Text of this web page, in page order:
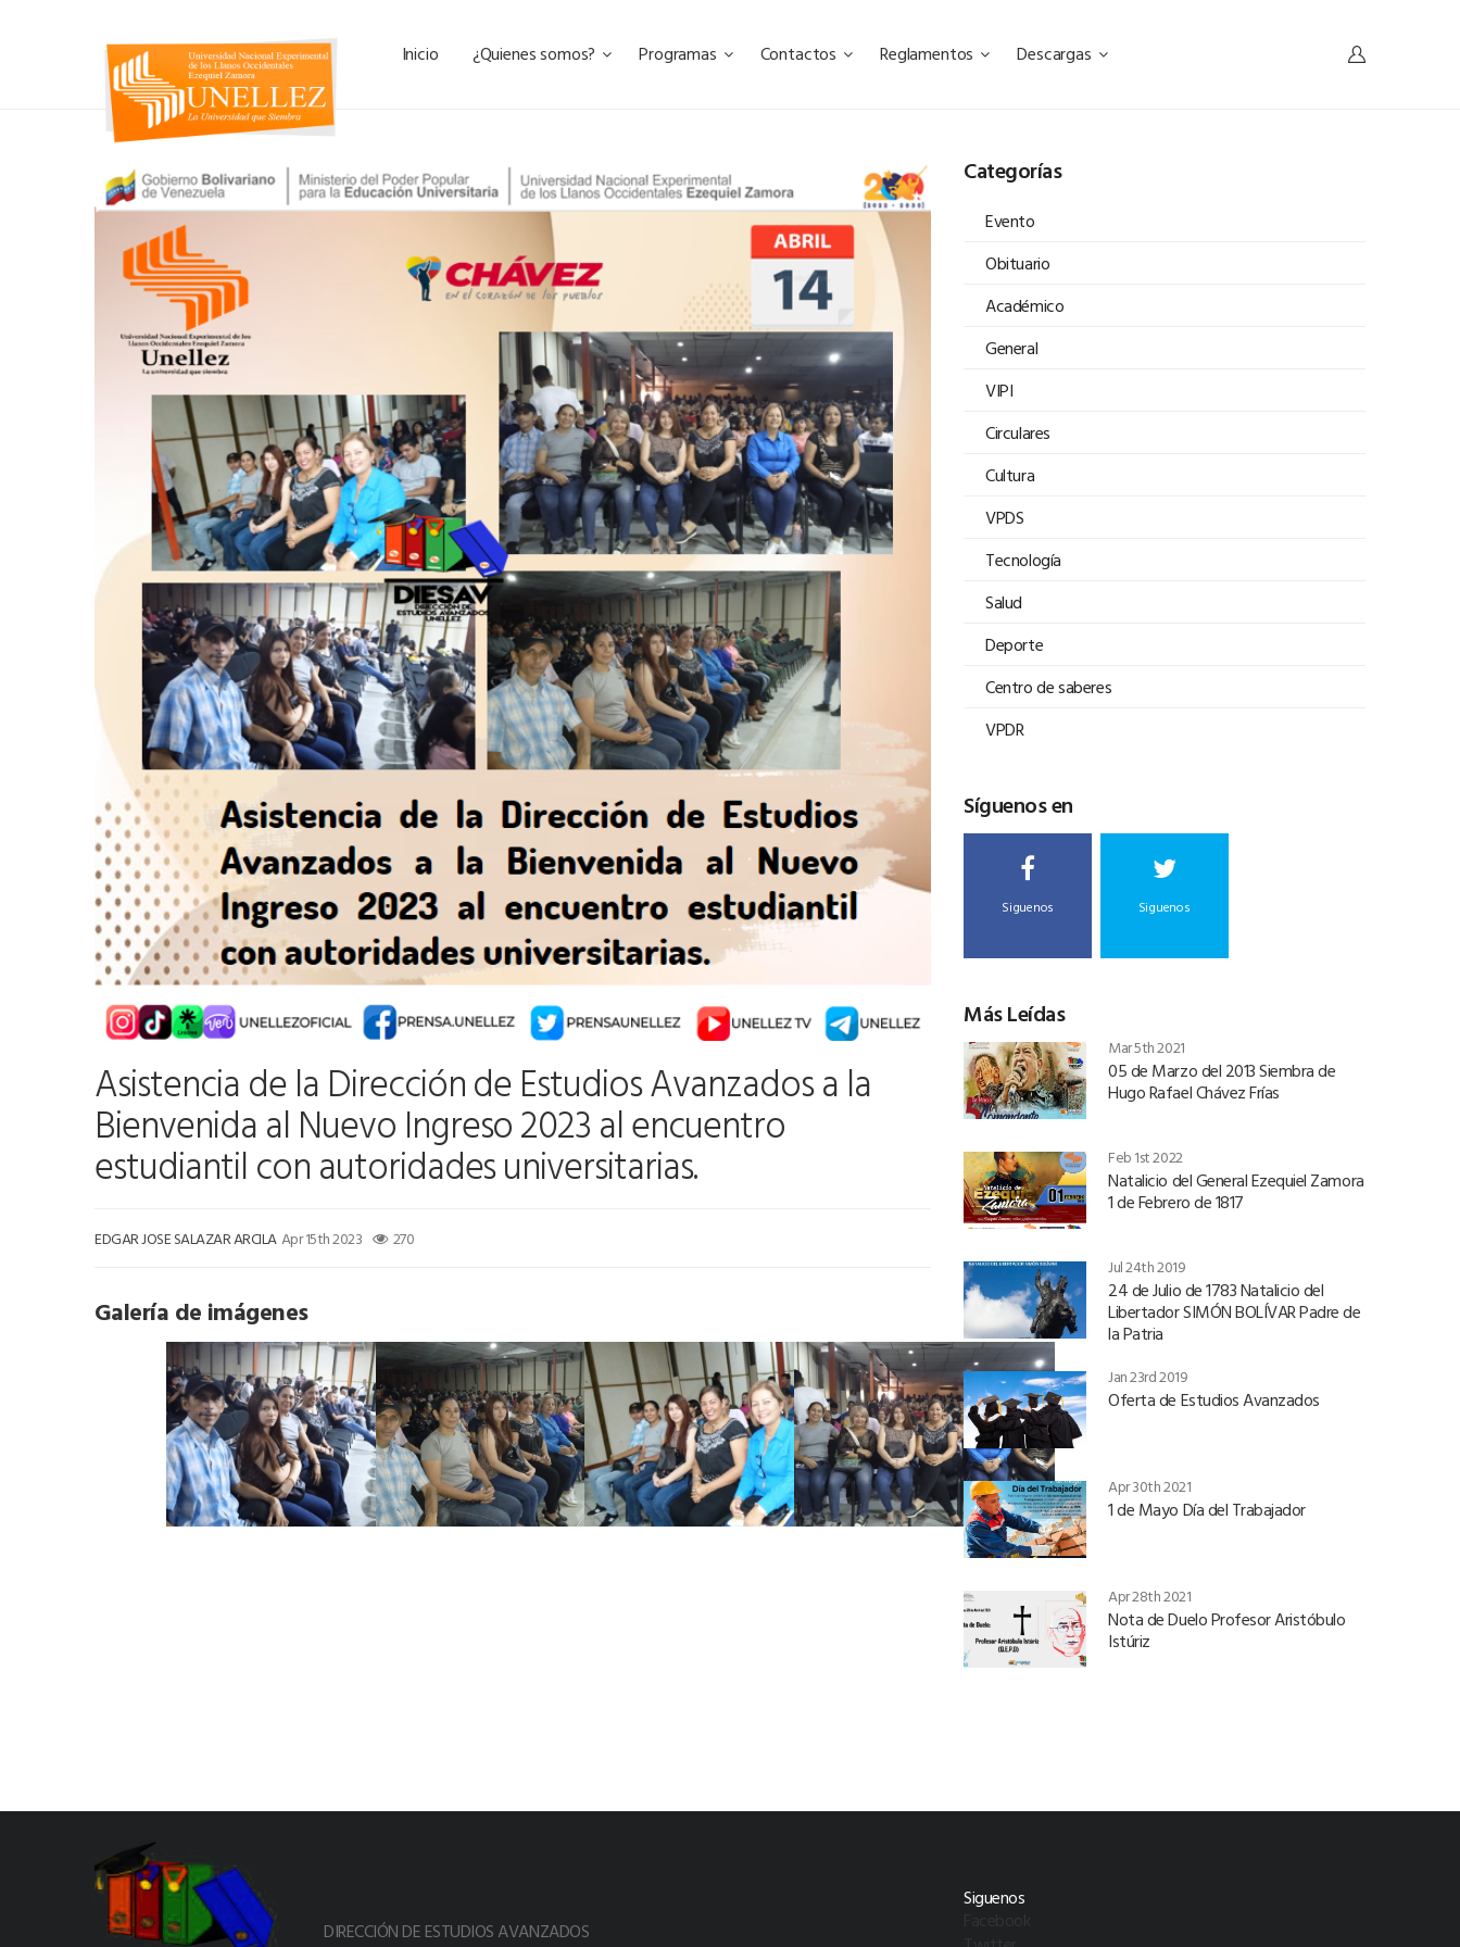
Inicio ¿Quienes somos? Programas Contactos Reglamentos Descargas
Asistencia de la Dirección de Estudios Avanzados a la
Bienvenida al Nuevo Ingreso 2023 al encuentro
estudiantil con autoridades universitarias.
EDGAR JOSE SALAZAR ARCILAApr 15th 2023 270
Galería de imágenes
Categorías
Evento
Obituario
Académico
General
VIPI
Circulares
Cultura
VPDS
Tecnología
Salud
Deporte
Centro de saberes
VPDR
Síguenos en
Siguenos Siguenos
Más Leídas
Mar 5th 2021
05 de Marzo del 2013 Siembra de
Hugo Rafael Chávez Frías
Feb 1st 2022
Natalicio del General Ezequiel Zamora
1 de Febrero de 1817
Jul 24th 2019
24 de Julio de 1783 Natalicio del
Libertador SIMÓN BOLÍVAR Padre de
la Patria
Jan 23rd 2019
Oferta de Estudios Avanzados
Apr 30th 2021
1 de Mayo Día del Trabajador
Apr 28th 2021
Nota de Duelo Profesor Aristóbulo
Istúriz
DIRECCIÓN DE ESTUDIOS AVANZADOS
Siguenos